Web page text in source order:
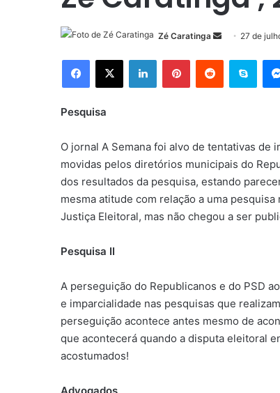
Zé Caratinga
Mande
mail
27 de
Facebook
X LinkedinPinterestReddit
Pesquisa
O jornal A Semana foi alvo de tentativas de
movidas pelos diretórios municipais do
dos resultados da pesquisa, estando
mesma atitude com relação a uma
Justiça Eleitoral, mas não chegou a ser
Pesquisa II
A perseguição do Republicanos e do PSD
e imparcialidade nas pesquisas que
perseguição acontece antes mesmo de
que acontecerá quando a disputa eleitoral
acostumados!